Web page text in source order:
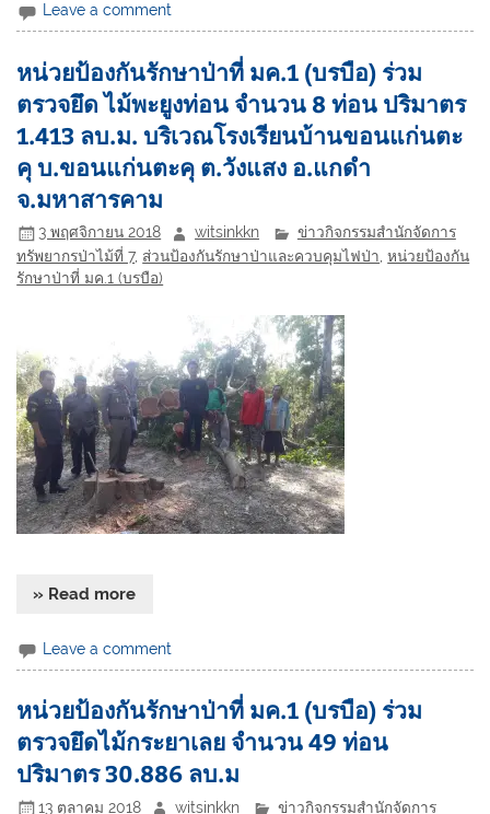
Leave a comment
หน่วยป้องกันรักษาป่าที่ มค.1 (บรบือ) ร่วม
ตรวจยึด ไม้พะยูงท่อน จำนวน 8 ท่อน ปริมาตร
1.413 ลบ.ม. บริเวณโรงเรียนบ้านขอนแก่นตะ
คุ บ.ขอนแก่นตะคุ ต.วังแสง อ.แกดำ
จ.มหาสารคาม
3 พฤศจิกายน 2018 witsinkkn
ข่าวกิจกรรมสำนักจัดการ
ทรัพยากรป่าไม้ที่ 7, ส่วนป้องกันรักษาป่าและควบคุมไฟป่า ,หน่วยป้องกัน
รักษาป่าที่ มค.1 (บรบือ)
» Read more
Leave a comment
หน่วยป้องกันรักษาป่าที่ มค.1 (บรบือ) ร่วม
ตรวจยึดไม้กระยาเลย จำนวน 49 ท่อน
ปริมาตร 30.886 ลบ.ม
13 ตุลาคม 2018 witsinkkn ข่าวกิจกรรมสำนักจัดการ